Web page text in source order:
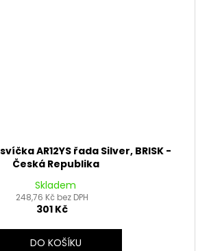
AR12YS řada Silver, BRISK -
Česká Republika
Skladem
248,76 Kč bez DPH
301 Kč
DO KOŠÍKU